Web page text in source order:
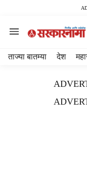
ताज्या बातम्या देश